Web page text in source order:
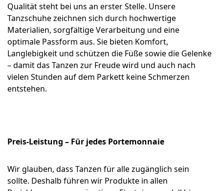
Qualität steht bei uns an erster Stelle. Unsere
Tanzschuhe zeichnen sich durch hochwertige
Materialien, sorgfältige Verarbeitung und eine
optimale Passform aus. Sie bieten Komfort,
Langlebigkeit und schützen die Füße sowie die Gelenke
– damit das Tanzen zur Freude wird und auch nach
vielen Stunden auf dem Parkett keine Schmerzen
entstehen.
Preis-Leistung – Für jedes Portemonnaie
Wir glauben, dass Tanzen für alle zugänglich sein
sollte. Deshalb führen wir Produkte in allen